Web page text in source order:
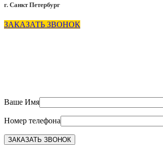
г. Санкт Петербург
ЗАКАЗАТЬ ЗВОНОК
Ваше Имя
Номер телефона